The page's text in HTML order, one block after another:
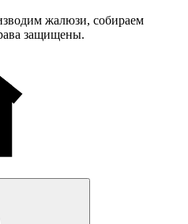
жалюзи, собираем
защищены.